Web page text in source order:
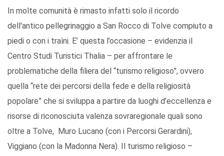
In molte comunità è rimasto infatti solo il ricordo
dell'antico pellegrinaggio a San Rocco di Tolve compiuto a
piedi o con i traìni. E’ questa l’occasione – evidenzia il
Centro Studi Turistici Thalia – per affrontare le
problematiche della filiera del “turismo religioso”, ovvero
quella “rete dei percorsi della fede e della religiosità
popolare” che si sviluppa a partire da luoghi d’eccellenza e
risorse di riconosciuta valenza sovraregionale quali sono
oltre a Tolve, Muro Lucano (con i Percorsi Gerardini),
Viggiano (con la Madonna Nera). Il turismo religioso –